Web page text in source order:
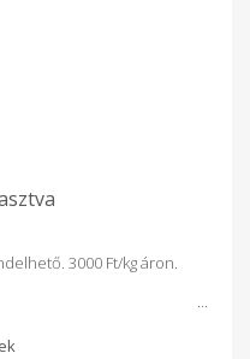
3000 Ft/kg áron.